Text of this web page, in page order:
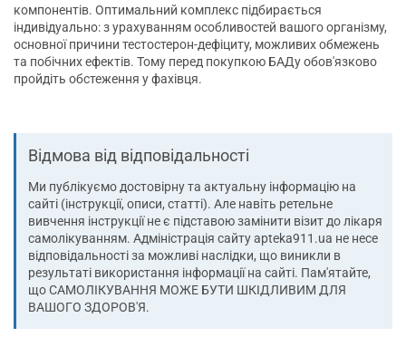
компонентів. Оптимальний комплекс підбирається
індивідуально: з урахуванням особливостей вашого організму,
основної причини тестостерон-дефіциту, можливих обмежень
та побічних ефектів. Тому перед покупкою БАДу обов'язково
пройдіть обстеження у фахівця.
Відмова від відповідальності
Ми публікуємо достовірну та актуальну інформацію на
сайті (інструкції, описи, статті). Але навіть ретельне
вивчення інструкції не є підставою замінити візит до лікаря
самолікуванням. Адміністрація сайту apteka911.ua не несе
відповідальності за можливі наслідки, що виникли в
результаті використання інформації на сайті. Пам'ятайте,
що САМОЛІКУВАННЯ МОЖЕ БУТИ ШКІДЛИВИМ ДЛЯ
ВАШОГО ЗДОРОВ'Я.